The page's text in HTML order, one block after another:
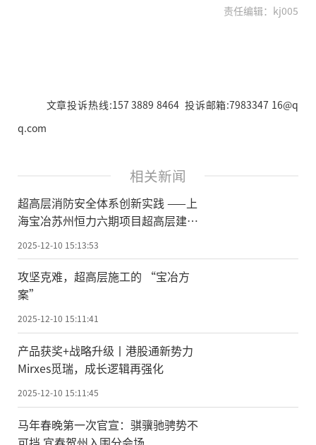
责任编辑：kj005
文章投诉热线:157 3889 8464 投诉邮箱:7983347 16@q
q.com
相关新闻
超高层消防安全体系创新实践 ——上
海宝冶苏州恒力六期项目超高层建造
2025-12-10 15:13:53
攻坚克难，超高层施工的 “宝冶方
案”
2025-12-10 15:11:41
产品获奖+战略升级丨港股通新势力
Mirxes觅瑞，成长逻辑再强化
2025-12-10 15:11:45
马年春晚第一次官宣：骐骥驰骋势不